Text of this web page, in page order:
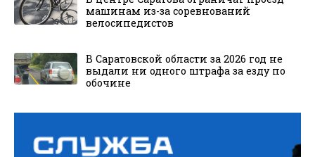
машинам из-за соревнований
велосипедистов
В Саратовской области за 2026 год не
выдали ни одного штрафа за езду по
обочине